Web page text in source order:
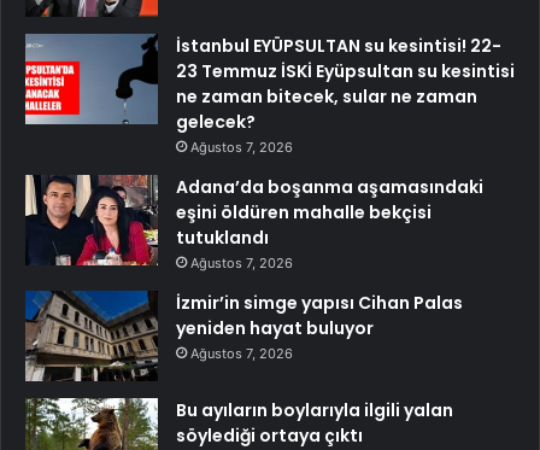
İstanbul EYÜPSULTAN su kesintisi! 22-
23 Temmuz İSKİ Eyüpsultan su kesintisi
ne zaman bitecek, sular ne zaman
gelecek?
Ağustos 7, 2026
Adana’da boşanma aşamasındaki
eşini öldüren mahalle bekçisi
tutuklandı
Ağustos 7, 2026
İzmir’in simge yapısı Cihan Palas
yeniden hayat buluyor
Ağustos 7, 2026
Bu ayıların boylarıyla ilgili yalan
söylediği ortaya çıktı